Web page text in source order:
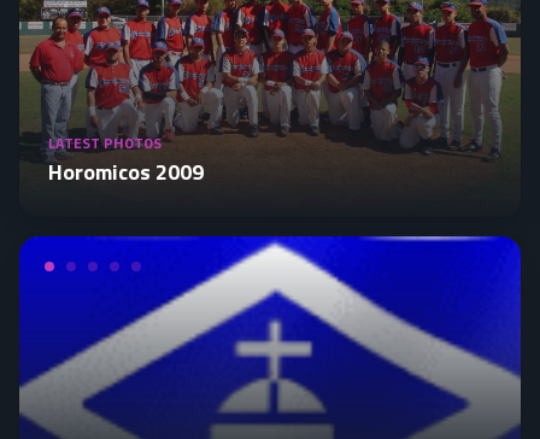
LATEST PHOTOS
Horomicos 2009